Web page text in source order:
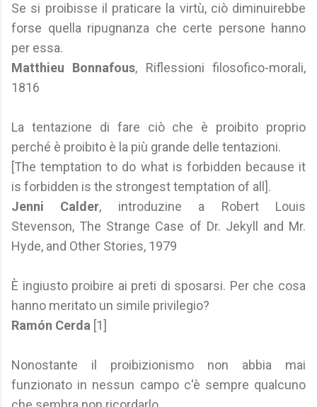
Se si proibisse il praticare la virtù, ciò diminuirebbe
forse quella ripugnanza che certe persone hanno
per essa.
Matthieu Bonnafous, Riflessioni filosofico-morali,
1816
La tentazione di fare ciò che è proibito proprio
perché è proibito è la più grande delle tentazioni.
[The temptation to do what is forbidden because it
is forbidden is the strongest temptation of all].
Jenni Calder, introduzine a Robert Louis
Stevenson, The Strange Case of Dr. Jekyll and Mr.
Hyde, and Other Stories, 1979
È ingiusto proibire ai preti di sposarsi. Per che cosa
hanno meritato un simile privilegio?
Ramón Cerda [1]
Nonostante il proibizionismo non abbia mai
funzionato in nessun campo c'è sempre qualcuno